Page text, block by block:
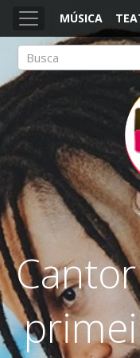
MÚSICA
ACESSO
Arte, Cultura Pop e